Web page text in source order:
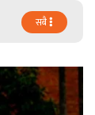
सबै